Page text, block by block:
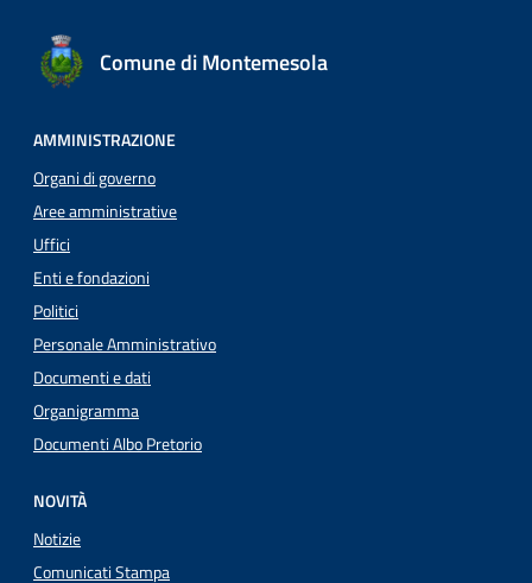
Comune di Montemesola
AMMINISTRAZIONE
Organi di governo
Aree amministrative
Uffici
Enti e fondazioni
Politici
Personale Amministrativo
Documenti e dati
Organigramma
Documenti Albo Pretorio
NOVITÀ
Notizie
Comunicati Stampa